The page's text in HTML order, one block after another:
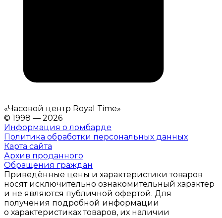
«Часовой центр Royal Time»
© 1998 — 2026
Информация о ломбарде
Политика обработки персональных данных
Карта сайта
Архив проданного
Обращения граждан
Приведённые цены и характеристики товаров
носят исключительно ознакомительный характер
и не являются публичной офертой. Для
получения подробной информации
о характеристиках товаров, их наличии